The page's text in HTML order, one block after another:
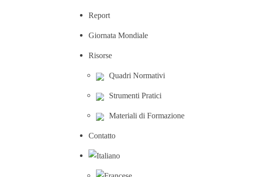
Report
Giornata Mondiale
Risorse
Quadri Normativi
Strumenti Pratici
Materiali di Formazione
Contatto